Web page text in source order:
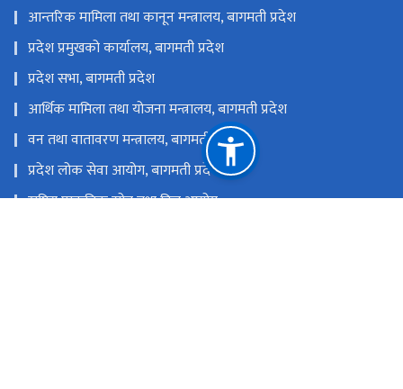
आन्तरिक मामिला तथा कानून मन्त्रालय, बागमती प्रदेश
प्रदेश प्रमुखको कार्यालय, बागमती प्रदेश
प्रदेश सभा, बागमती प्रदेश
आर्थिक मामिला तथा योजना मन्त्रालय, बागमती प्रदेश
वन तथा वातावरण मन्त्रालय, बागमती प्रदेश
प्रदेश लोक सेवा आयोग, बागमती प्रदेश
राष्ट्रिय प्राकृतिक स्रोत तथा वित्त आयोग